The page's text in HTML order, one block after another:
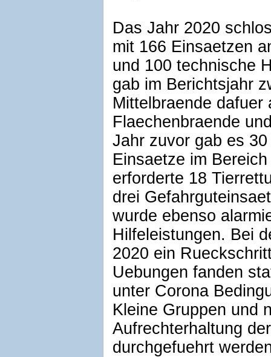
Das Jahr 2020
mit 166 Einsaetzen
und 100 technische
gab im Berichtsjahr
Mittelbraende
Flaechenbraende
Jahr zuvor gab es
Einsaetze im
erforderte 18
drei
wurde ebenso
Hilfeleistungen. Bei
2020 ein
Uebungen fanden
unter Corona
Kleine Gruppen und
Aufrechterhaltung
durchgefuehrt